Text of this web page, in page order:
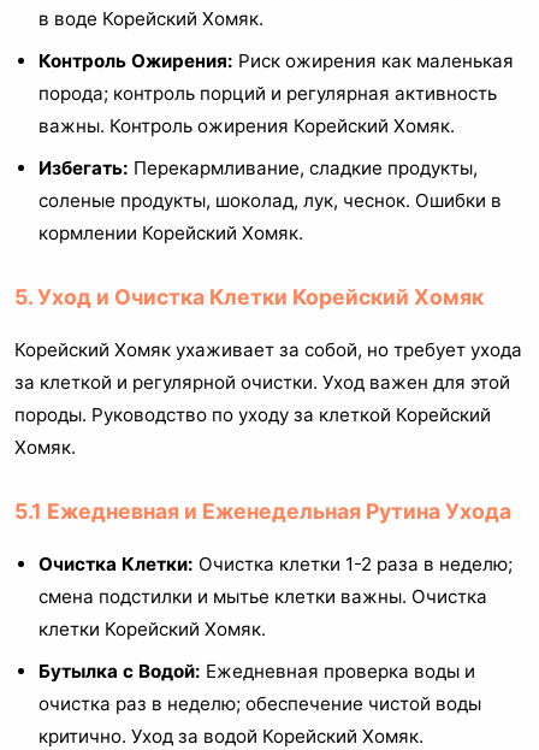
в воде Корейский Хомяк.
Контроль Ожирения: Риск ожирения как маленькая
порода; контроль порций и регулярная активность
важны. Контроль ожирения Корейский Хомяк.
Избегать: Перекармливание, сладкие продукты,
соленые продукты, шоколад, лук, чеснок. Ошибки в
кормлении Корейский Хомяк.
5. Уход и Очистка Клетки Корейский Хомяк
Корейский Хомяк ухаживает за собой, но требует ухода
за клеткой и регулярной очистки. Уход важен для этой
породы. Руководство по уходу за клеткой Корейский
Хомяк.
5.1 Ежедневная и Еженедельная Рутина Ухода
Очистка Клетки: Очистка клетки 1-2 раза в неделю;
смена подстилки и мытье клетки важны. Очистка
клетки Корейский Хомяк.
Бутылка с Водой: Ежедневная проверка воды и
очистка раз в неделю; обеспечение чистой воды
критично. Уход за водой Корейский Хомяк.